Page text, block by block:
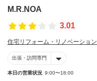
M.R.NOA
3.01
住宅リフォーム・リノベーション
出張・訪問専門
本日の営業状況 9:00〜18:00